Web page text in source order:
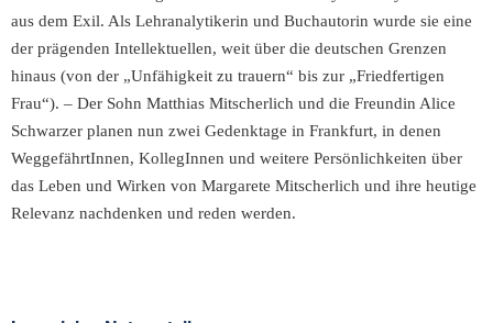
aus dem Exil. Als Lehranalytikerin und Buchautorin wurde sie eine
der prägenden Intellektuellen, weit über die deutschen Grenzen
hinaus (von der „Unfähigkeit zu trauern“ bis zur „Friedfertigen
Frau“). – Der Sohn Matthias Mitscherlich und die Freundin Alice
Schwarzer planen nun zwei Gedenktage in Frankfurt, in denen
WeggefährtInnen, KollegInnen und weitere Persönlichkeiten über
das Leben und Wirken von Margarete Mitscherlich und ihre heutige
Relevanz nachdenken und reden werden.